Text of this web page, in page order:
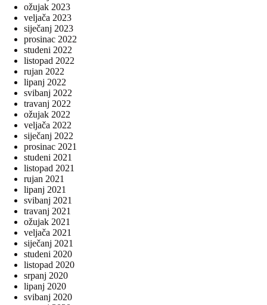
ožujak 2023
veljača 2023
siječanj 2023
prosinac 2022
studeni 2022
listopad 2022
rujan 2022
lipanj 2022
svibanj 2022
travanj 2022
ožujak 2022
veljača 2022
siječanj 2022
prosinac 2021
studeni 2021
listopad 2021
rujan 2021
lipanj 2021
svibanj 2021
travanj 2021
ožujak 2021
veljača 2021
siječanj 2021
studeni 2020
listopad 2020
srpanj 2020
lipanj 2020
svibanj 2020